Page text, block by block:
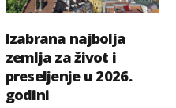
Izabrana najbolja
zemlja za život i
preseljenje u 2026.
godini